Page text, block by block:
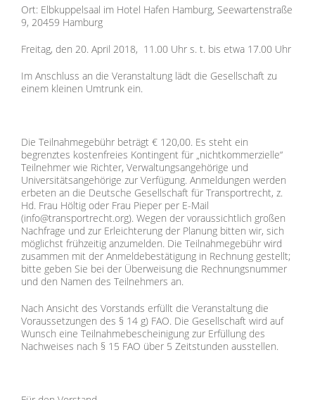
Ort: Elbkuppelsaal im Hotel Hafen Hamburg, Seewartenstraße
9, 20459 Hamburg
Freitag, den 20. April 2018, 11.00 Uhr s. t. bis etwa 17.00 Uhr
Im Anschluss an die Veranstaltung lädt die Gesellschaft zu
einem kleinen Umtrunk ein.
Die Teilnahmegebühr beträgt € 120,00. Es steht ein
begrenztes kostenfreies Kontingent für „nichtkommerzielle“
Teilnehmer wie Richter, Verwaltungsangehörige und
Universitätsangehörige zur Verfügung. Anmeldungen werden
erbeten an die Deutsche Gesellschaft für Transportrecht, z.
Hd. Frau Höltig oder Frau Pieper per E-Mail
(info@transportrecht.org). Wegen der voraussichtlich großen
Nachfrage und zur Erleichterung der Planung bitten wir, sich
möglichst frühzeitig anzumelden. Die Teilnahmegebühr wird
zusammen mit der Anmeldebestätigung in Rechnung gestellt;
bitte geben Sie bei der Überweisung die Rechnungsnummer
und den Namen des Teilnehmers an.
Nach Ansicht des Vorstands erfüllt die Veranstaltung die
Voraussetzungen des § 14 g) FAO. Die Gesellschaft wird auf
Wunsch eine Teilnahmebescheinigung zur Erfüllung des
Nachweises nach § 15 FAO über 5 Zeitstunden ausstellen.